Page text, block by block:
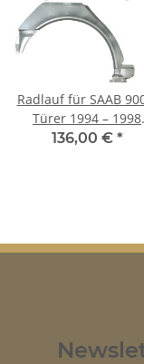
Radlauf für SAAB
Türer 1994 – 1998
rechts
136,00 € *